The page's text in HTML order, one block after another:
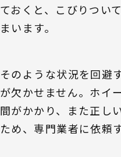
ておくと、こびりつい
まいます。
そのような状況を回避
が欠かせません。ホイ
間がかかり、また正し
ため、専門業者に依頼